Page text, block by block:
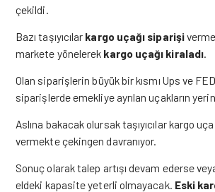
çekildi.
Bazı taşıyıcılar kargo uçağı siparişi
markete yönelerek kargo uçağı kiraladı.
Olan siparişlerin büyük bir kısmı Ups ve
siparişlerde emekliye ayrılan uçakların
Aslına bakacak olursak taşıyıcılar kargo
vermekte çekingen davranıyor.
Sonuç olarak talep artışı devam ederse
eldeki kapasite yeterli olmayacak. Eski